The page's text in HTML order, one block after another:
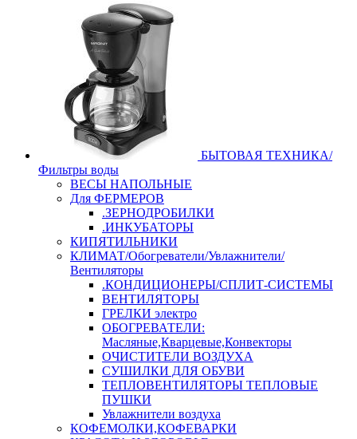
БЫТОВАЯ ТЕХНИКА/
Фильтры воды
ВЕСЫ НАПОЛЬНЫЕ
Для ФЕРМЕРОВ
.ЗЕРНОДРОБИЛКИ
.ИНКУБАТОРЫ
КИПЯТИЛЬНИКИ
КЛИМАТ/Обогреватели/Увлажнители/
Вентиляторы
.КОНДИЦИОНЕРЫ/СПЛИТ-СИСТЕМЫ
ВЕНТИЛЯТОРЫ
ГРЕЛКИ электро
ОБОГРЕВАТЕЛИ:
Масляные,Кварцевые,Конвекторы
ОЧИСТИТЕЛИ ВОЗДУХА
СУШИЛКИ ДЛЯ ОБУВИ
ТЕПЛОВЕНТИЛЯТОРЫ ТЕПЛОВЫЕ
ПУШКИ
Увлажнители воздуха
КОФЕМОЛКИ,КОФЕВАРКИ